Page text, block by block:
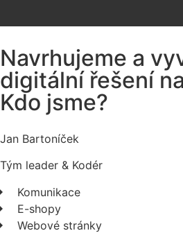
Navrhujeme a
digitální řešení
Kdo jsme?
Jan Bartoníček
Tým leader & Kodér
Komunikace
E-shopy
Webové stránky